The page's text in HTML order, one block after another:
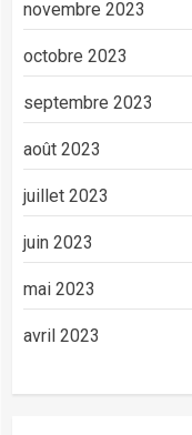
novembre 2023
octobre 2023
septembre 2023
août 2023
juillet 2023
juin 2023
mai 2023
avril 2023